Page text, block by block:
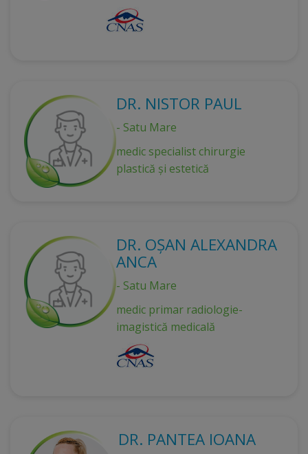
DR. NISTOR PAUL
- Satu Mare
medic specialist chirurgie
plastică și estetică
DR. OȘAN ALEXANDRA
ANCA
- Satu Mare
medic primar radiologie-
imagistică medicală
DR. PANTEA IOANA